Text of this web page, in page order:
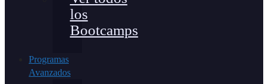
los
Bootcamps
Programas
Avanzados